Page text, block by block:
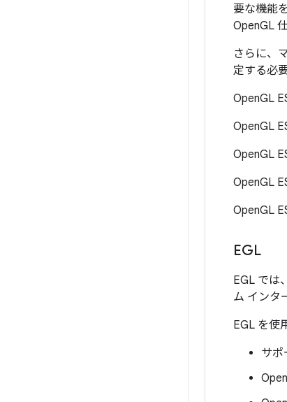
要な機能
OpenGL
さらに、
定する必
OpenGL
OpenGL
OpenGL
OpenGL
OpenGL
EGL
EGL では
ム インタ
EGL を使
サポ